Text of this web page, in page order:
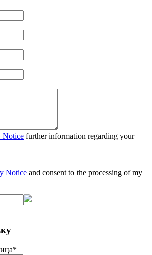
Notice further information regarding your
Notice and consent to the processing of my
*